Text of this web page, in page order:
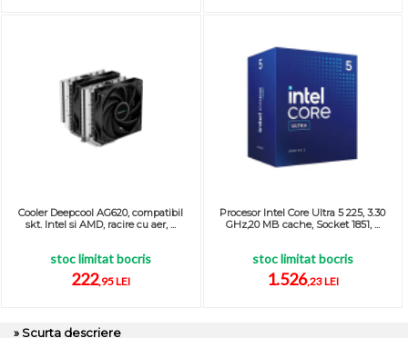
Cooler Deepcool AG620, compatibil
skt. Intel si AMD, racire cu aer, ...
stoc limitat bocris
222,95 LEI
Procesor Intel Core Ultra 5 225, 3.30
GHz,20 MB cache, Socket 1851, ...
stoc limitat bocris
1.526,23 LEI
» Scurta descriere